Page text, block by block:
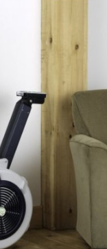
beim Rudern
hilft bei der
nur noch der
mit einem
das Gerät
nicht
nimmt dabei eine
2 senkrecht
zuvor mit nur